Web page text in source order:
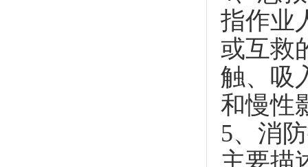
指作业
或互救
触、吸
和慢性
5、消